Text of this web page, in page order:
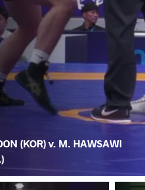
(KOR) v. M. HAWSAWI